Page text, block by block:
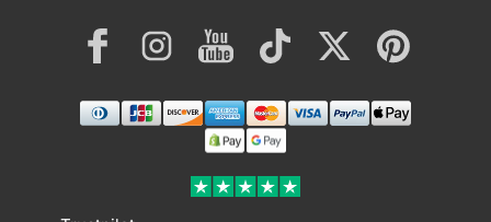
FacebookInstagramYouTube TikTok Twitter Pinterest